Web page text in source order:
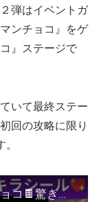
弾はイベントガ
ンチョコ』をゲ
』ステージで
いて最終ステー
回の攻略に限り
【にゃんこ大戦争】ビックリマンチョコ🍫驚きキラシール❣️生きろマンボウ軍団で攻略♫